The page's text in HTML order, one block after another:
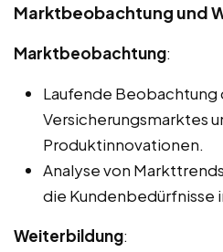
Marktbeobachtung und
Marktbeobachtung:
Laufende Beobachtung
Versicherungsmarktes
Produktinnovationen.
Analyse von
die Kundenbedürfnisse
Weiterbildung: